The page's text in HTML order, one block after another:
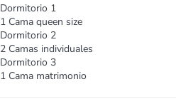
Dormitorio 1
1 Cama queen size
Dormitorio 2
2 Camas individuales
Dormitorio 3
1 Cama matrimonio